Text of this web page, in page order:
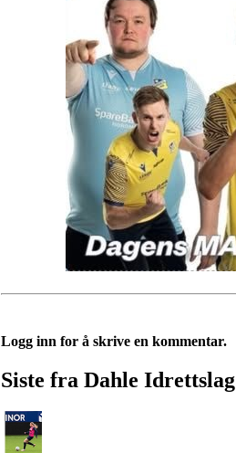
Logg inn for å skrive en kommentar.
Siste fra Dahle Idrettslag